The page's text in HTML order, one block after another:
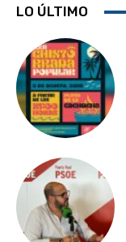
LO ÚLTIMO